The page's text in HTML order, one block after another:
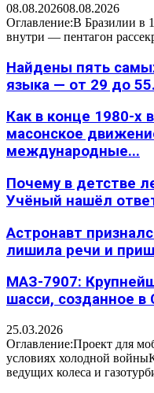
08.08.202608.08.2026
Оглавление:В Бразилии в
внутри — пентагон
Найдены пять
языка — от 29 до
Как в конце 1980-х
масонское
международные...
Почему в детстве
Учёный нашёл
Астронавт
лишила речи и
МАЗ-7907:
шасси, созданное
25.03.2026
Оглавление:Проект для
условиях холодной
ведущих колеса и